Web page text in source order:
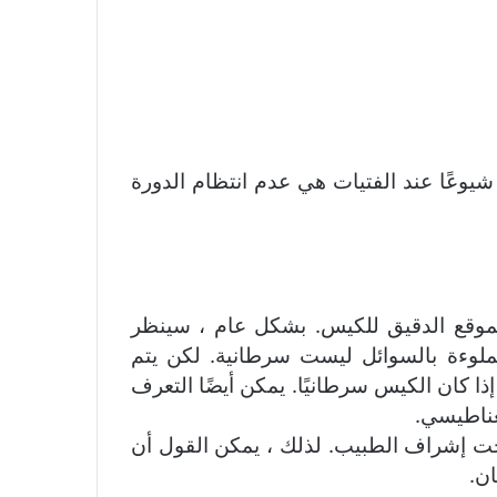
عند الفتيات هي عدم انتظام الدورة
الدقيق للكيس. بشكل عام ، سينظر
بالسوائل ليست سرطانية. لكن يتم
كان الكيس سرطانيًا. يمكن أيضًا التعرف
إشراف الطبيب. لذلك ، يمكن القول أن